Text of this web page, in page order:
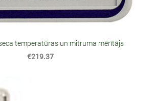
temperatūras un mitruma mērītājs
€219.37